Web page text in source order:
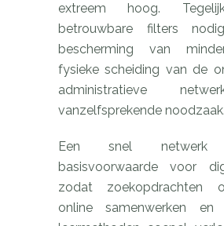
extreem hoog.
betrouwbare filters
bescherming van
fysieke scheiding van de
administratieve
vanzelfsprekende noodzaak.
Een snel
basisvoorwaarde voor
zodat zoekopdrachten
online samenwerken en